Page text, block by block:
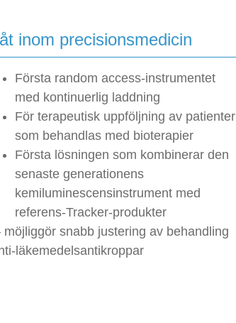
inom precisionsmedicin
Första random access-instrumentet
med kontinuerlig laddning
För terapeutisk uppföljning av patienter
som behandlas med bioterapier
Första lösningen som kombinerar den
senaste generationens
kemiluminescensinstrument med
referens-Tracker-produkter
snabb justering av behandling
läkemedelsantikroppar